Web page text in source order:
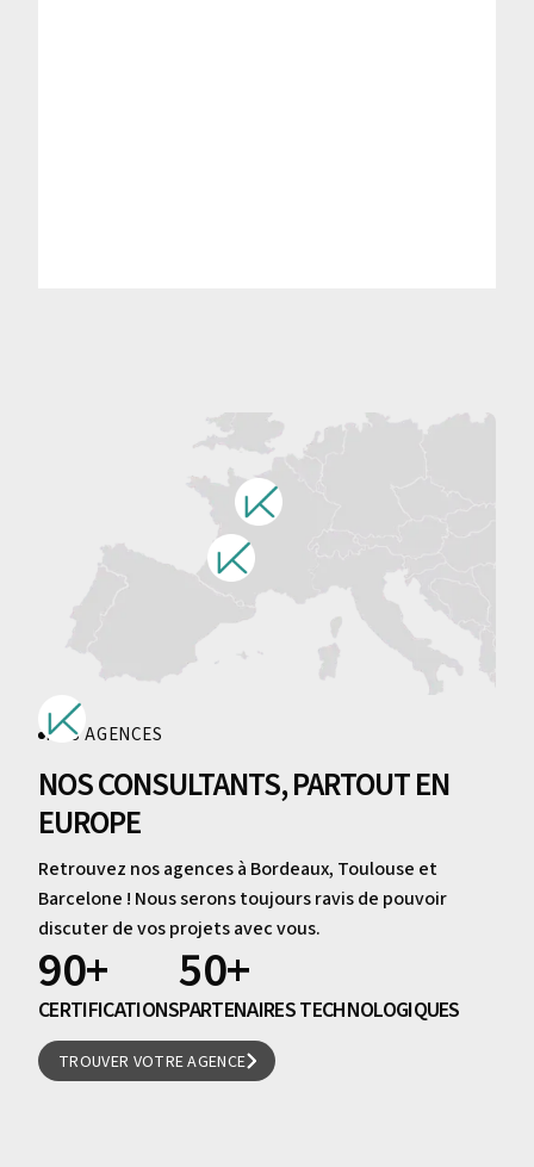
NOS AGENCES
NOS CONSULTANTS, PARTOUT EN
EUROPE
Retrouvez nos agences à Bordeaux, Toulouse et
Barcelone ! Nous serons toujours ravis de pouvoir
discuter de vos projets avec vous.
9
2
3
0
7
8
+
CERTIFICATIONS
5
3
2
0
8
7
+
PARTENAIRES TECHNOLOGIQUES
TROUVER VOTRE AGENCE
TROUVER VOTRE AGENCE